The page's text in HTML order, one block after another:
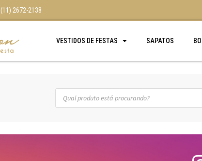
(11) 2672-2138
VESTIDOS DE FESTAS SAPATOS